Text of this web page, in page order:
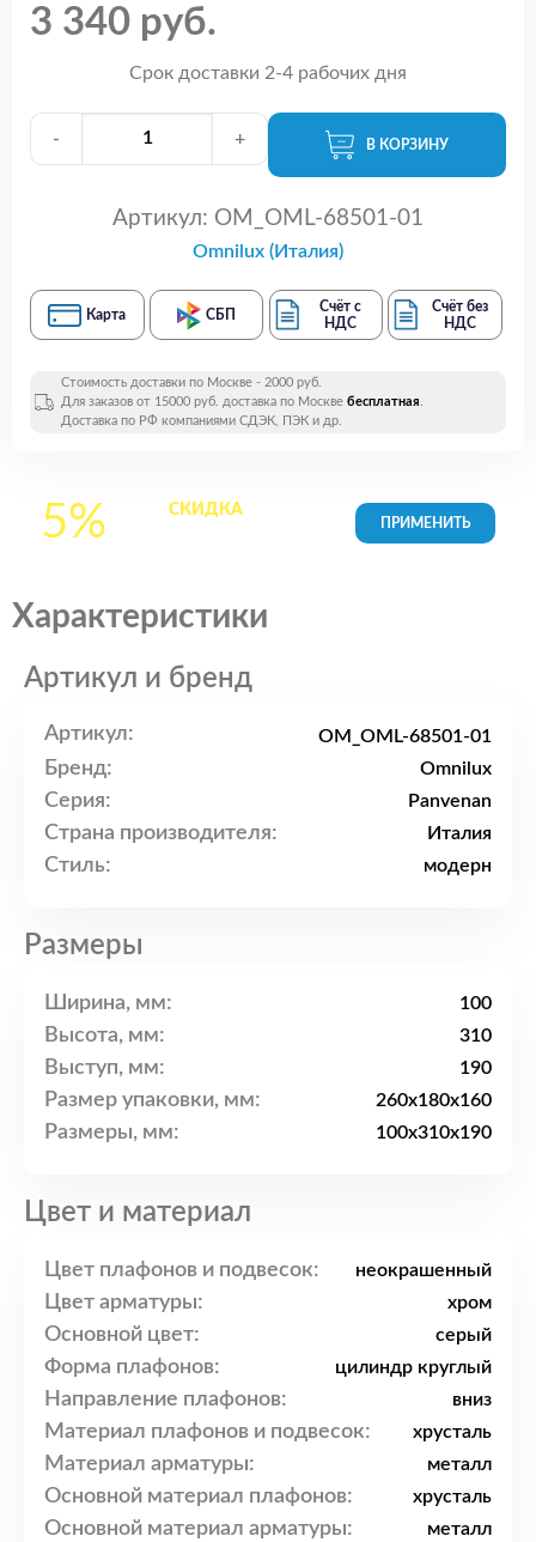
3 340 руб.
Срок доставки 2-4 рабочих дня
- + В КОРЗИНУ
Артикул: OM_OML-68501-01
Omnilux (Италия)
Карта СБП
Счёт с
НДС
Счёт без
НДС
Стоимость доставки по Москве - 2000 руб.
Для заказов от 15000 руб. доставка по Москве бесплатная.
Доставка по РФ компаниями СДЭК, ПЭК и др.
5% СКИДКАна все
Характеристики
Артикул и бренд
Артикул: OM_OML-68501-01
Бренд: Omnilux
Серия: Panvenan
Страна производителя: Италия
Стиль: модерн
Размеры
Ширина, мм: 100
Высота, мм: 310
Выступ, мм: 190
Размер упаковки, мм: 260x180x160
Размеры, мм: 100x310x190
Цвет и материал
Цвет плафонов и подвесок: неокрашенный
Цвет арматуры: хром
Основной цвет: серый
Форма плафонов: цилиндр круглый
Направление плафонов: вниз
Материал плафонов и подвесок: хрусталь
Материал арматуры: металл
Основной материал плафонов: хрусталь
Основной материал арматуры: металл